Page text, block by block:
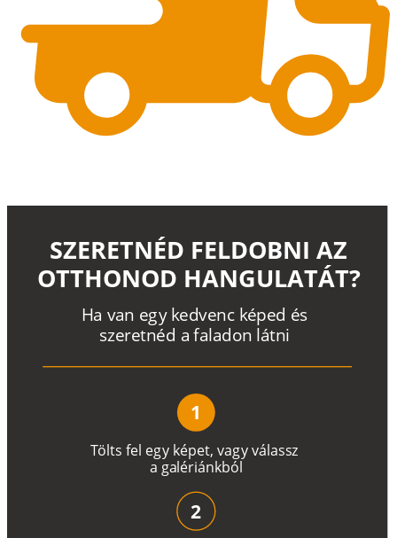
Tölts fel egy képet, vagyválassz
a galériánkból
Ha van egy kedvenc képed és
szeretnéd a faladon látni
SZERETNÉD FELDOBNI AZ
OTTHONOD HANGULATÁT?
1
2